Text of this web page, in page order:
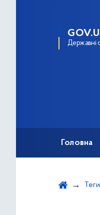
Державні
Головна
Теги